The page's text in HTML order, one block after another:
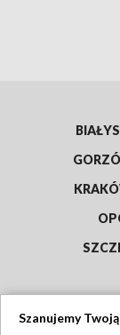
Szanujemy